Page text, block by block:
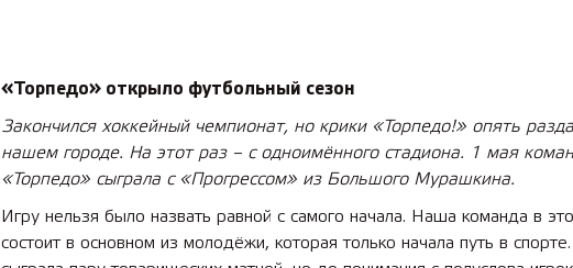
«Торпедо» открыло футбольный сезон
Закончился хоккейный чемпионат, но крики «Торпедо!» опять
нашем городе. На этот раз – с одноимённого стадиона. 1 мая
«Торпедо» сыграла с «Прогрессом» из Большого Мурашкина.
Игру нельзя было назвать равной с самого начала. Наша команда в
состоит в основном из молодёжи, которая только начала путь в